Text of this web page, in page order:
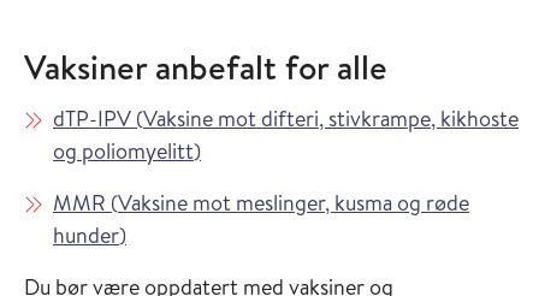
Vaksiner anbefalt for alle
Les mer om
dTP-IPV (Vaksine mot difteri, stivkrampe, kikhoste
og poliomyelitt)i Vaksinasjonsveilederen
Les mer om
MMR (Vaksine mot meslinger, kusma og røde
hunder)i Vaksinasjonsveilederen
Du bør være oppdatert med vaksiner og